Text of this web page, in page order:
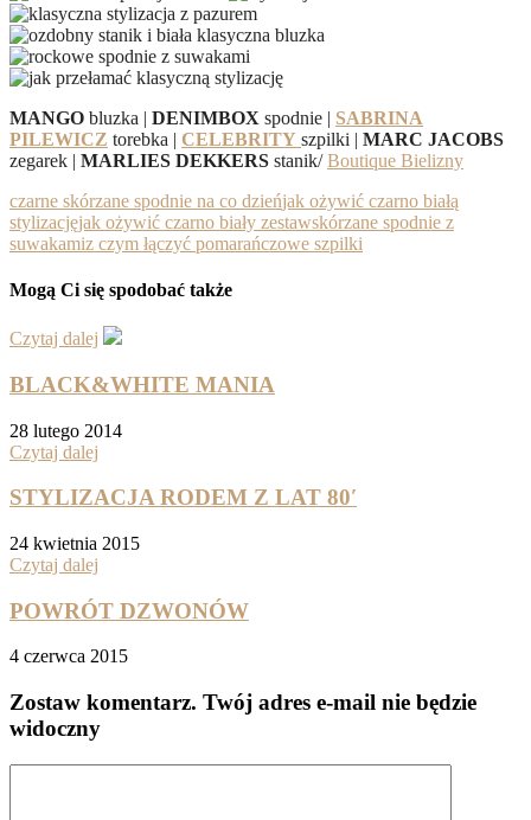
MANGO bluzka | DENIMBOX spodnie | SABRINA
PILEWICZ torebka | CELEBRITY szpilki | MARC JACOBS
zegarek | MARLIES DEKKERS stanik/Boutique Bielizny
czarne skórzane spodnie na co dzieńjak ożywić czarno białą
stylizacjęjak ożywić czarno biały zestawskórzane spodnie z
suwakamiz czym łączyć pomarańczowe szpilki
Mogą Ci się spodobać także
Czytaj dalej
BLACK&WHITE MANIA
28 lutego 2014
Czytaj dalej
STYLIZACJA RODEM Z LAT 80′
24 kwietnia 2015
Czytaj dalej
POWRÓT DZWONÓW
4 czerwca 2015
Zostaw komentarz. Twój adres e-mail nie będzie
widoczny